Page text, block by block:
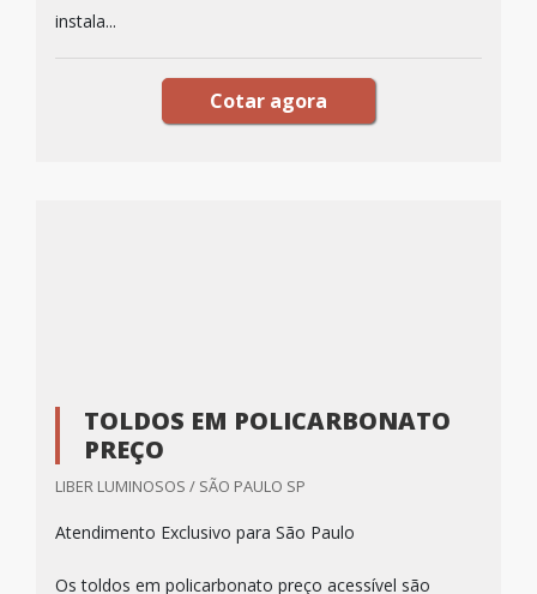
instala...
Cotar agora
TOLDOS EM POLICARBONATO
PREÇO
LIBER LUMINOSOS / SÃO PAULO SP
Atendimento Exclusivo para São Paulo
Os toldos em policarbonato preço acessível são